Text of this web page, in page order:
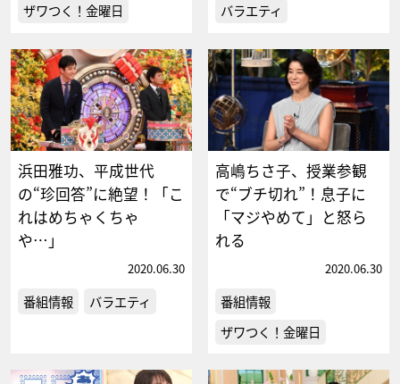
ザワつく！金曜日
バラエティ
浜田雅功、平成世代
の“珍回答”に絶望！「こ
れはめちゃくちゃ
や…」
2020.06.30
番組情報 バラエティ
高嶋ちさ子、授業参観
で“ブチ切れ”！息子に
「マジやめて」と怒ら
れる
2020.06.30
番組情報
ザワつく！金曜日